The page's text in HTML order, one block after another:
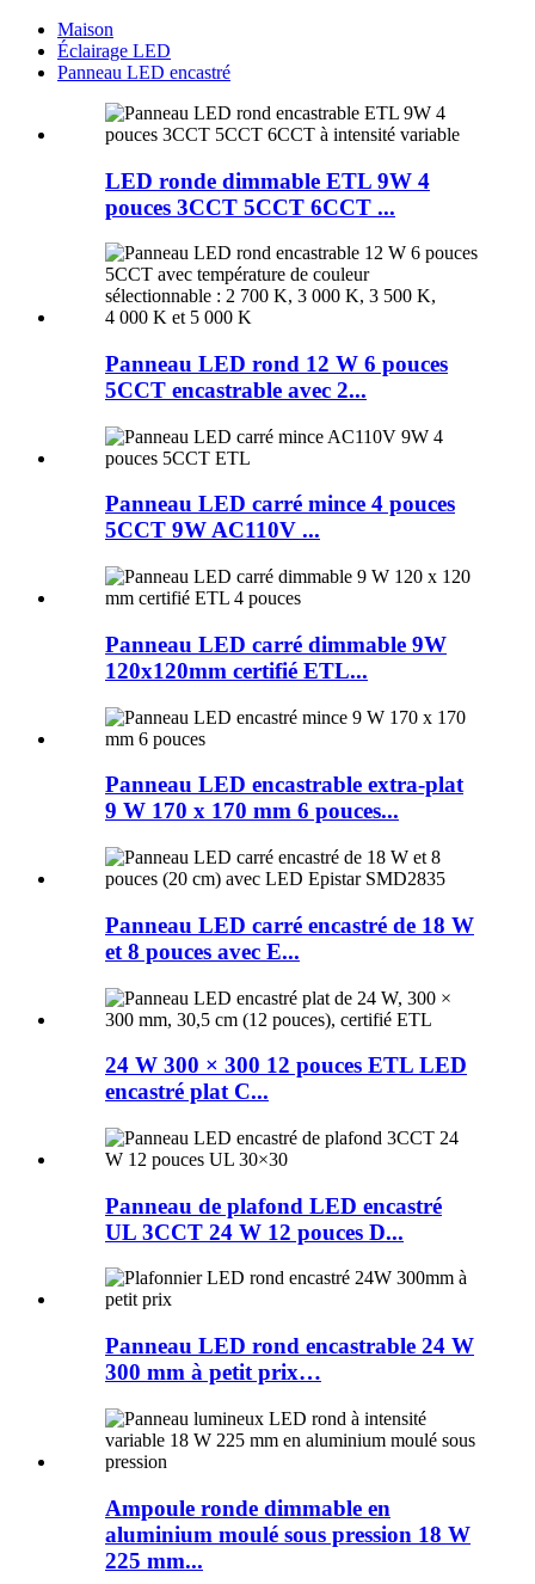
Maison
Éclairage LED
Panneau LED encastré
LED ronde dimmable ETL 9W 4
pouces 3CCT 5CCT 6CCT ...
Panneau LED rond 12 W 6 pouces
5CCT encastrable avec 2...
Panneau LED carré mince 4 pouces
5CCT 9W AC110V ...
Panneau LED carré dimmable 9W
120x120mm certifié ETL...
Panneau LED encastrable extra-plat
9 W 170 x 170 mm 6 pouces...
Panneau LED carré encastré de 18 W
et 8 pouces avec E...
24 W 300 × 300 12 pouces ETL LED
encastré plat C...
Panneau de plafond LED encastré
UL 3CCT 24 W 12 pouces D...
Panneau LED rond encastrable 24 W
300 mm à petit prix…
Ampoule ronde dimmable en
aluminium moulé sous pression 18 W
225 mm...